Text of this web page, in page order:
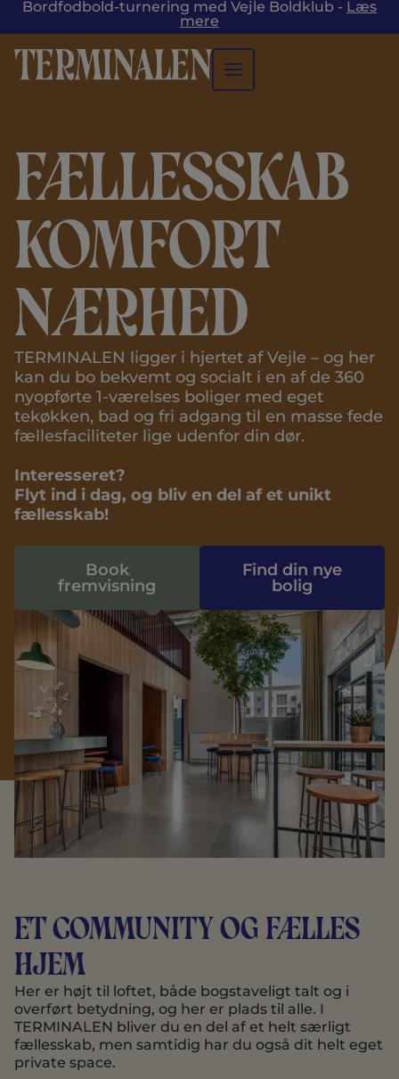
Bordfodbold-turnering med Vejle Boldklub - Læs
mere
Fællesskab
Komfort
Nærhed
TERMINALEN ligger i hjertet af Vejle – og her
kan du bo bekvemt og socialt i en af de 360
nyopførte 1-værelses boliger med eget
tekøkken, bad og fri adgang til en masse fede
fællesfaciliteter lige udenfor din dør.
Interesseret?
Flyt ind i dag, og bliv en del af et unikt
fællesskab!
Book
fremvisning
Find din nye
bolig
Et community og fælles
hjem
Her er højt til loftet, både bogstaveligt talt og i
overført betydning, og her er plads til alle. I
TERMINALEN bliver du en del af et helt særligt
fællesskab, men samtidig har du også dit helt eget
private space.